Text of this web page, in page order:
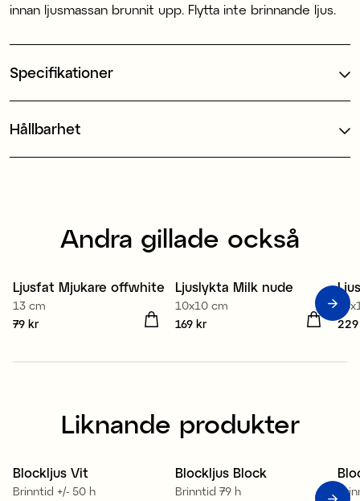
innan ljusmassan brunnit upp. Flytta inte brinnande ljus.
Specifikationer
Hållbarhet
Andra gillade också
Ljusfat Mjukare offwhite
13 cm
Pris:
79 kr
Ljuslykta Milk nude
10x10 cm
Pris:169 kr
169 kr Pris
Liknande produkter
Blockljus Vit
Brinntid +/- 50 h
Blockljus Block
Brinntid 79 h